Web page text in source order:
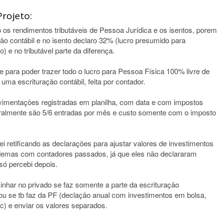
os rendimentos tributáveis de Pessoa Jurídica e os isentos, porem
contábil e no isento declaro 32% (lucro presumido para
e no tributável parte da diferença.
para poder trazer todo o lucro para Pessoa Física 100% livre de
escrituração contábil, feita por contador.
registradas em planilha, com data e com impostos
são 5/6 entradas por mês e custo somente com o imposto
retificando as declarações para ajustar valores de investimentos
com contadores passados, já que eles não declararam
percebi depois.
no privado se faz somente a parte da escrituração
se tb faz da PF (declação anual com investimentos em bolsa,
e enviar os valores separados.